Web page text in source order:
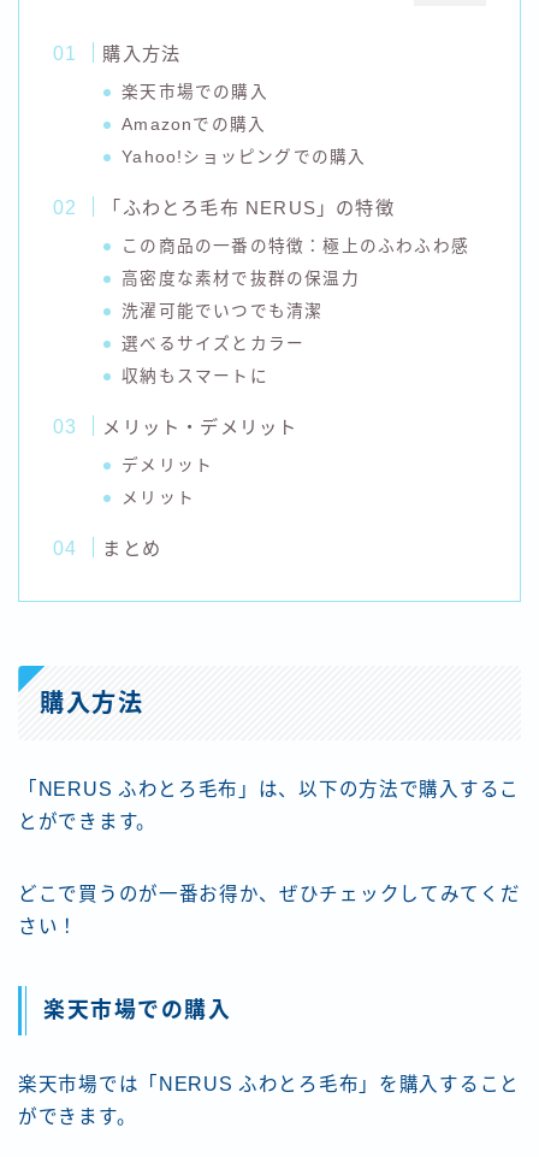
購入方法
楽天市場での購入
Amazonでの購入
Yahoo!ショッピングでの購入
「ふわとろ毛布 NERUS」の特徴
この商品の一番の特徴：極上のふわふわ感
高密度な素材で抜群の保温力
洗濯可能でいつでも清潔
選べるサイズとカラー
収納もスマートに
メリット・デメリット
デメリット
メリット
まとめ
購入方法
「NERUS ふわとろ毛布」は、以下の方法で購入するこ
とができます。
どこで買うのが一番お得か、ぜひチェックしてみてくだ
さい！
楽天市場での購入
楽天市場では「NERUS ふわとろ毛布」を購入すること
ができます。